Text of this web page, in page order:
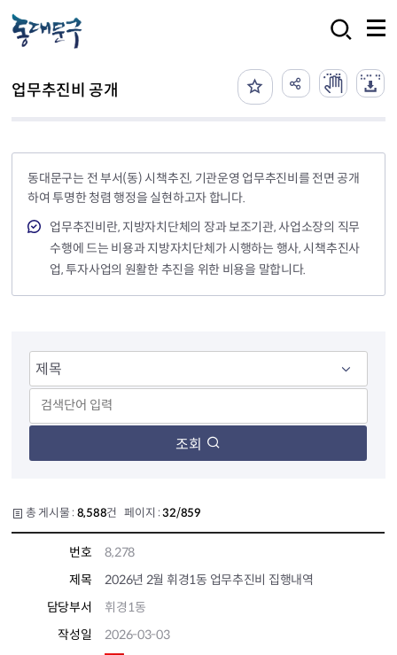
업무추진비 공개
동대문구는 전 부서(동) 시책추진, 기관운영 업무추진비를 전면 공개
하여 투명한 청렴 행정을 실현하고자 합니다.
업무추진비란, 지방자치단체의 장과 보조기관, 사업소장의 직무
수행에 드는 비용과 지방자치단체가 시행하는 행사, 시책추진사
업, 투자사업의 원활한 추진을 위한 비용을 말합니다.
조회
총 게시물 : 8,588건 페이지 :32/859
번호
8,278
제목
2026년 2월 휘경1동 업무추진비 집행내역
담당부서
휘경1동
작성일
2026-03-03